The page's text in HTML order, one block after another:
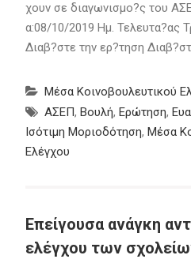
χουν σε διαγωνισμο?ς του
α:08/10/2019 Ημ. Τελευτα?ας
Διαβ?στε την ερ?τηση
Μέσα Κοινοβουλευτικού
ΑΣΕΠ, Βουλή, Ερώτηση,
Ισότιμη Μοριοδότηση, Μέσα
Ελέγχου
Επείγουσα ανάγκη
ελέγχου των